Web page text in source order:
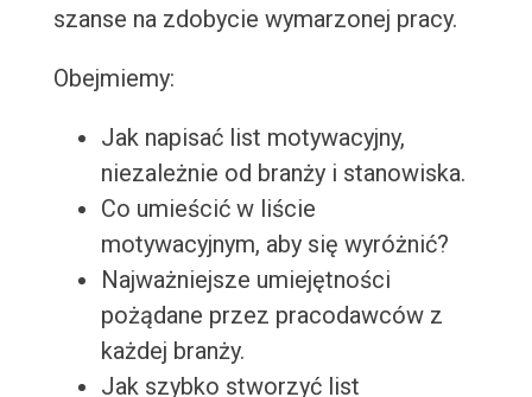
szanse na zdobycie wymarzonej pracy.
Obejmiemy:
Jak napisać list motywacyjny,
niezależnie od branży i stanowiska.
Co umieścić w liście
motywacyjnym, aby się wyróżnić?
Najważniejsze umiejętności
pożądane przez pracodawców z
każdej branży.
Jak szybko stworzyć list